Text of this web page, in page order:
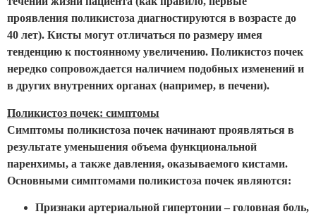
проявления поликистоза диагностируются в возрасте до
40 лет). Кисты могут отличаться по размеру имея
тенденцию к постоянному увеличению. Поликистоз почек
нередко сопровождается наличием подобных изменений и
в других внутренних органах (например, в печени).
Поликистоз почек: симптомы
Симптомы поликистоза почек начинают проявляться в
результате уменьшения объема функциональной
паренхимы, а также давления, оказываемого кистами.
Основными симптомами поликистоза почек являются:
Признаки артериальной гипертонии – головная боль,